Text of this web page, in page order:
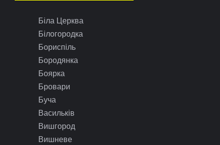
Біла Церква
Білогородка
Бориспіль
Бородянка
Боярка
Бровари
Буча
Васильків
Вишгород
Вишневе